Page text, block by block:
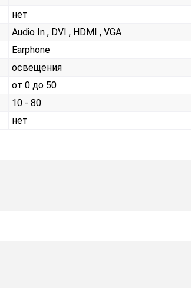
нет
Audio In , DVI , HDMI , VGA
Earphone
освещения
от 0 до 50
10 - 80
нет